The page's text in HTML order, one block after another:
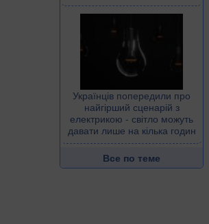
Українців попередили про
найгірший сценарій з
електрикою - світло можуть
давати лише на кілька годин
Все по теме